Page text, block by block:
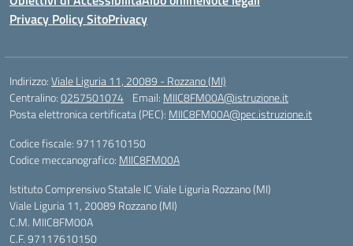
Privacy Policy SitoPrivacy
Indirizzo:Viale Liguria 11, 20089 - Rozzano (MI)
Centralino:0257501074 Email: MIIC8FM00A@istruzione.it
Posta elettronica certificata (PEC): MIIC8FM00A@pec.istruzione.it
Codice fiscale: 97117610150
Codice meccanografico: MIIC8FM00A
Istituto Comprensivo Statale IC Viale Liguria Rozzano (MI)
Viale Liguria 11, 20089 Rozzano (MI)
C.M. MIIC8FM00A
C.F. 97117610150